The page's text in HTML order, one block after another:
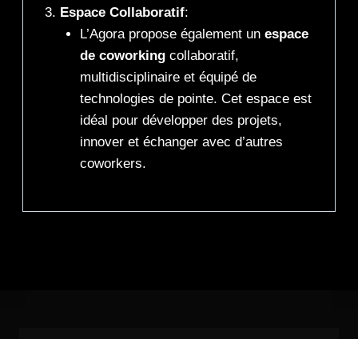
Espace Collaboratif:
L’Agora propose également un espace
de coworking collaboratif,
multidisciplinaire et équipé de
technologies de pointe. Cet espace est
idéal pour développer des projets,
innover et échanger avec d’autres
coworkers.